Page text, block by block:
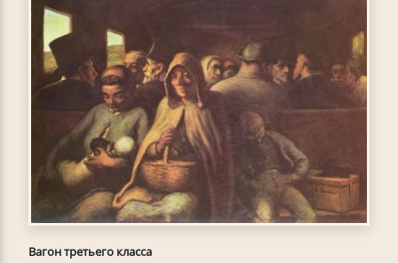
Вагон третьего класса